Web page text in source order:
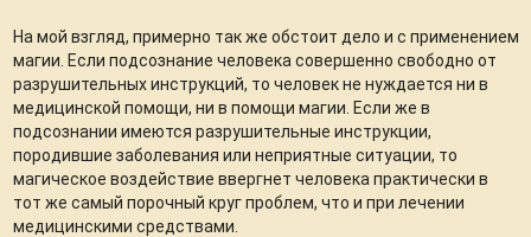
На мой взгляд, примерно так же обстоит дело и с применением
магии. Если подсознание человека совершенно свободно от
разрушительных инструкций, то человек не нуждается ни в
медицинской помощи, ни в помощи магии. Если же в
подсознании имеются разрушительные инструкции,
породившие заболевания или неприятные ситуации, то
магическое воздействие ввергнет человека практически в
тот же самый порочный круг проблем, что и при лечении
медицинскими средствами.